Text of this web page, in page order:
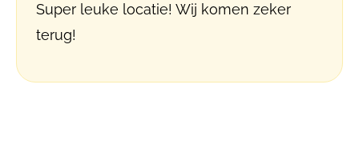
Super leuke locatie! Wij komen zeker
terug!